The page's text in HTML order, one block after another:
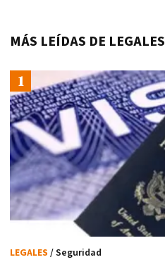
MÁS LEÍDAS DE LEGALES
LEGALES / Seguridad